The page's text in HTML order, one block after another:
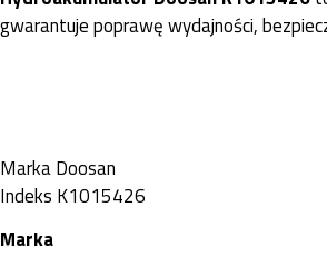
gwarantuje poprawę wydajności,
MarkaDoosan
Indeks K1015426
Marka